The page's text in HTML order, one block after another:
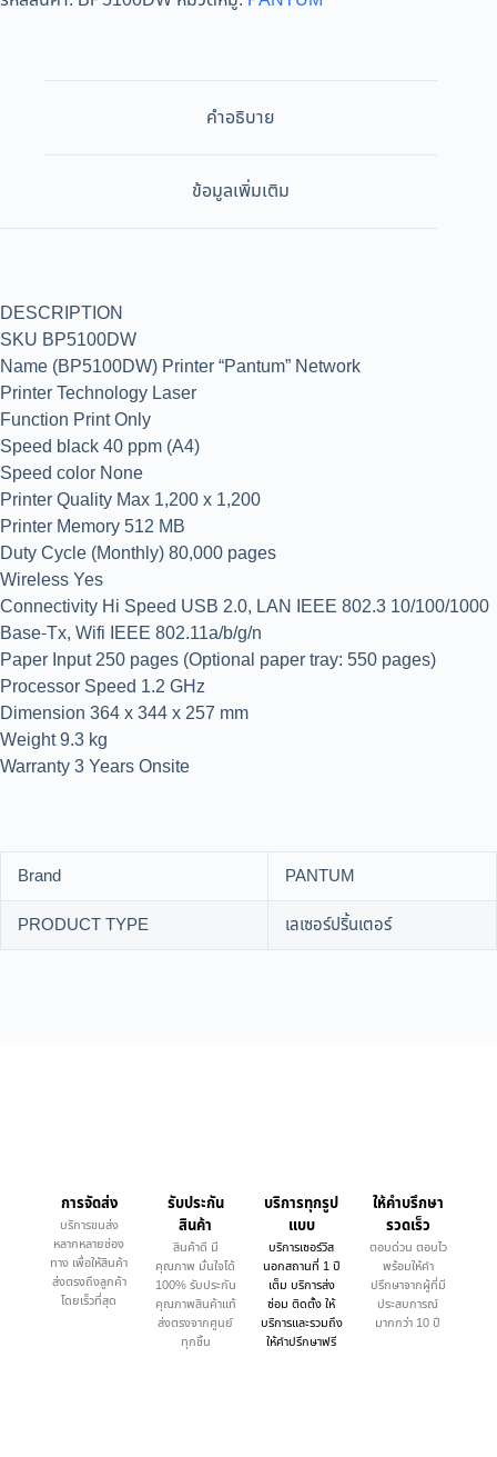
คำอธิบาย
ข้อมูลเพิ่มเติม
DESCRIPTION
SKU BP5100DW
Name (BP5100DW) Printer “Pantum” Network
Printer Technology Laser
Function Print Only
Speed black 40 ppm (A4)
Speed color None
Printer Quality Max 1,200 x 1,200
Printer Memory 512 MB
Duty Cycle (Monthly) 80,000 pages
Wireless Yes
Connectivity Hi Speed USB 2.0, LAN IEEE 802.3 10/100/1000
Base-Tx, Wifi IEEE 802.11a/b/g/n
Paper Input 250 pages (Optional paper tray: 550 pages)
Processor Speed 1.2 GHz
Dimension 364 x 344 x 257 mm
Weight 9.3 kg
Warranty 3 Years Onsite
Brand
PANTUM
PRODUCT TYPE
เลเซอร์ปริ้นเตอร์
การจัดส่ง
บริการขนส่ง
หลากหลายช่อง
ทาง เพื่อให้สินค้า
ส่งตรงถึงลูกค้า
โดยเร็วที่สุด
รับประกัน
สินค้า
สินค้าดี มี
คุณภาพ มั่นใจได้
100% รับประกัน
คุณภาพสินค้าแท้
ส่งตรงจากศูนย์
ทุกชิ้น
บริการทุกรูป
แบบ
บริการเซอร์วิส
นอกสถานที่ 1 ปี
เต็ม บริการส่ง
ซ่อม ติดตั้ง ให้
บริการและรวมถึง
ให้คำปรึกษาฟรี
ให้คำบรึกษา
รวดเร็ว
ตอบด่วน ตอบไว
พร้อมให้คำ
ปรึกษาจากผู้ที่มี
ประสบการณ์
มากกว่า 10 ปี